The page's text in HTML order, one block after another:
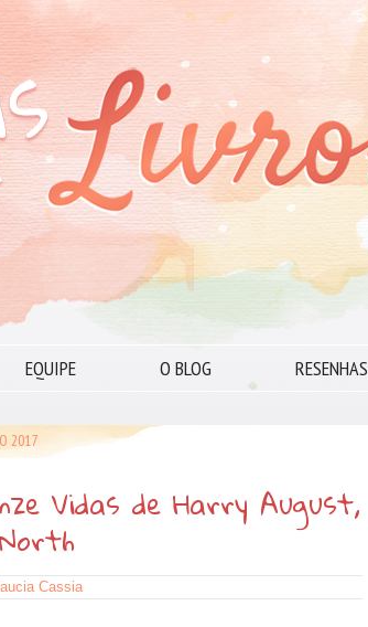
EQUIPE O BLOG RESENHAS
2017
Vidas de Harry August,
Cassia